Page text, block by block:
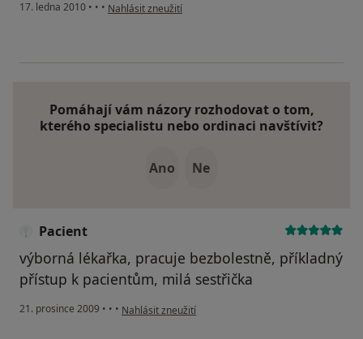
17. ledna 2010 • • • podle názoru uživatele Pacient
Nahlásit zneužití
Pomáhají vám názory rozhodovat o tom,
kterého specialistu nebo ordinaci navštívit?
Ano Ne
Pacient
výborná lékařka, pracuje bezbolestně, příkladný
přístup k pacientům, milá sestřička
21. prosince 2009 • • • podle názoru uživatele Pacient
Nahlásit zneužití